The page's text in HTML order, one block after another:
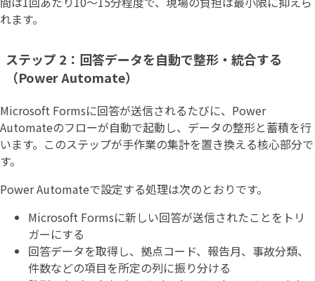
れます。
ステップ 2：回答データを自動で整形・統合する
（Power Automate）
Microsoft Formsに回答が送信されるたびに、Power
Automateのフローが自動で起動し、データの整形と蓄積を行
います。このステップが手作業の集計を置き換える核心部分で
す。
Power Automateで設定する処理は次のとおりです。
Microsoft Formsに新しい回答が送信されたことをトリ
ガーにする
回答データを取得し、拠点コード、報告月、事故分類、
件数などの項目を所定の列に振り分ける